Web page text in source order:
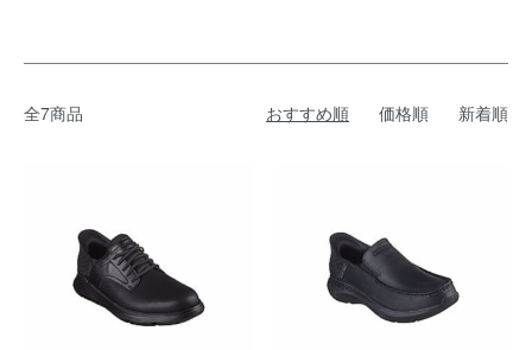
全7商品 おすすめ順 価格順 新着順